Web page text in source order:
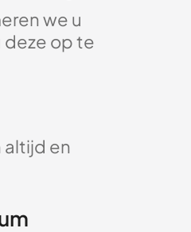
we u
deze op te
altijd en